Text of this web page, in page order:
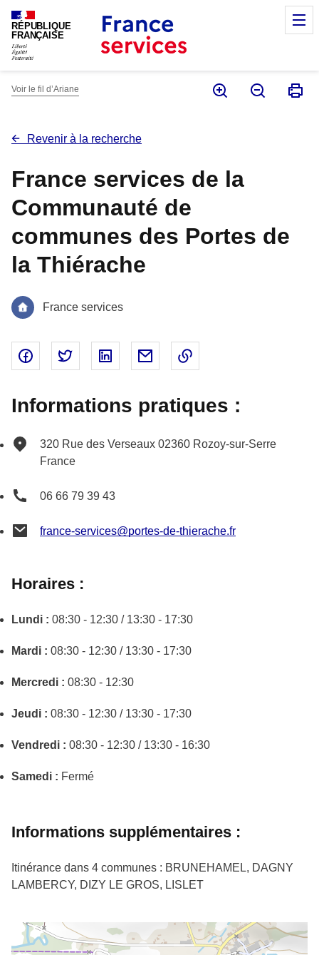
RÉPUBLIQUE
FRANÇAISE
Voir le fil d’Ariane
Revenir à la recherche
France services de la
Communauté de
communes des Portes de
la Thiérache
France services
Partager sur Facebook - nouvelle fenêtre
Partager sur Twitter - nouvelle fenêtre
Partager sur Linked In - nouvelle
Partager par email - nouvelle
Informations pratiques :
320 Rue des Verseaux 02360 Rozoy-sur-Serre
France
06 66 79 39 43
france-services@portes-de-thierache.fr
Horaires :
Lundi : 08:30 - 12:30 / 13:30 - 17:30
Mardi : 08:30 - 12:30 / 13:30 - 17:30
Mercredi : 08:30 - 12:30
Jeudi : 08:30 - 12:30 / 13:30 - 17:30
Vendredi : 08:30 - 12:30 / 13:30 - 16:30
Samedi : Fermé
Informations supplémentaires :
Itinérance dans 4 communes : BRUNEHAMEL, DAGNY
LAMBERCY, DIZY LE GROS, LISLET